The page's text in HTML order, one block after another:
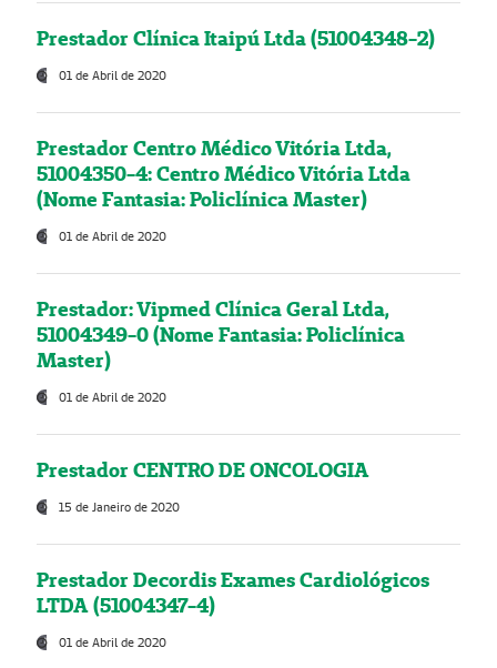
Prestador Clínica Itaipú Ltda (51004348-2)
01 de Abril de 2020
Prestador Centro Médico Vitória Ltda,
51004350-4: Centro Médico Vitória Ltda
(Nome Fantasia: Policlínica Master)
01 de Abril de 2020
Prestador: Vipmed Clínica Geral Ltda,
51004349-0 (Nome Fantasia: Policlínica
Master)
01 de Abril de 2020
Prestador CENTRO DE ONCOLOGIA
15 de Janeiro de 2020
Prestador Decordis Exames Cardiológicos
LTDA (51004347-4)
01 de Abril de 2020